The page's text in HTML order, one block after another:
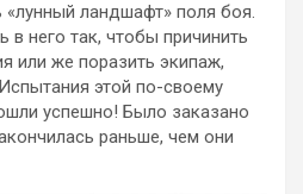
«лунный ландшафт» поля боя.
в него так, чтобы причинить
или же поразить экипаж,
этой по-своему
успешно! Было заказано
раньше, чем они